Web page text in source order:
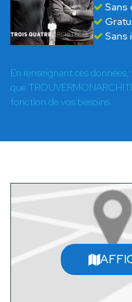
Sans
Sans
En renseignant ces
que
fonction de vos besoins.